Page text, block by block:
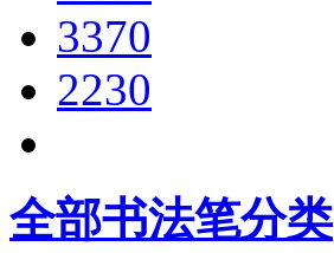
3370
2230
全部书法笔分类